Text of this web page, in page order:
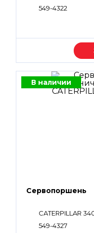
549-4322
В наличии
Сервопоршень
CATERPILLAR
549-4327